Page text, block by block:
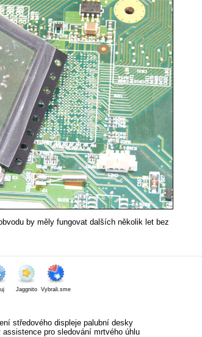
by měly fungovat dalších několik let bez
Jaggnito Vybrali.sme
středového displeje palubní desky
pro sledování mrtvého úhlu